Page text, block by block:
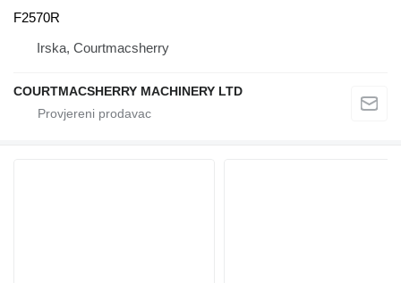
F2570R
Irska, Courtmacsherry
COURTMACSHERRY MACHINERY LTD